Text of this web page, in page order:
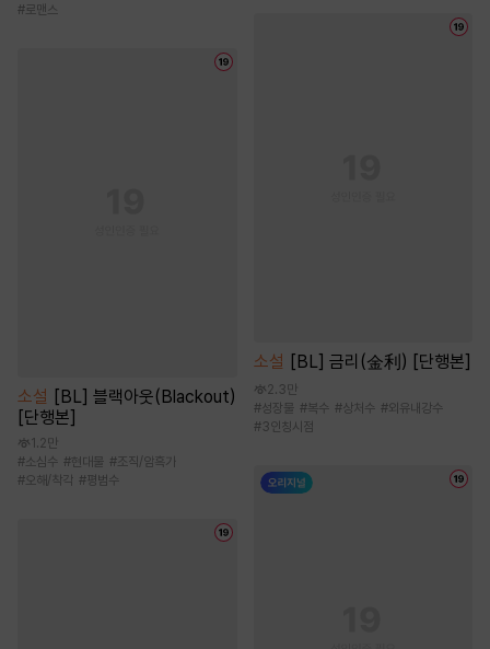
#로맨스
소설 [BL] 블랙아웃(Blackout)
[단행본]
1.2만
#소심수 #현대물 #조직/암흑가
#오해/착각 #평범수
소설 [BL] 금리(金利) [단행본]
2.3만
#성장물 #복수 #상처수 #외유내강수
#3인칭시점